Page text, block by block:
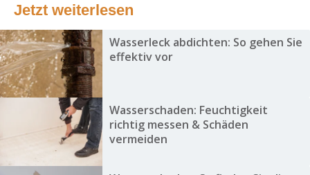
Jetzt weiterlesen
Wasserleck abdichten: So gehen Sie
effektiv vor
Wasserschaden: Feuchtigkeit
richtig messen & Schäden
vermeiden